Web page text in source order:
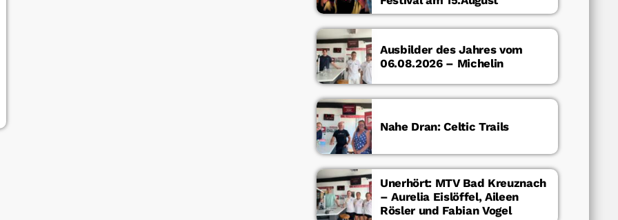
Ausbilder des Jahres vom
06.08.2026 – Michelin
Nahe Dran: Celtic Trails
Unerhört: MTV Bad Kreuznach
– Aurelia Eislöffel, Aileen
Rösler und Fabian Vogel